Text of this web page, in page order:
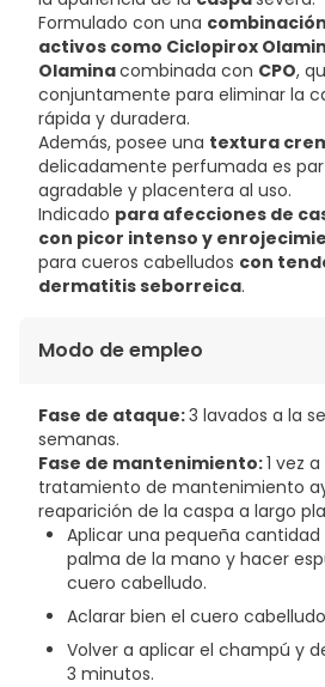
Formulado con una
activos como Ciclopirox
Olaminacombinada con CPO,
conjuntamente para eliminar la
rápida y duradera.
Además, posee una textura
delicadamente perfumada es
agradable y placentera al uso.
Indicado para afecciones de
con picor intenso y
para cueros cabelludos con
dermatitis seborreica.
Modo de empleo
Fase de ataque:3 lavados a la
semanas.
Fase de mantenimiento:1 vez
tratamiento de mantenimiento
reaparición de la caspa a largo
Aplicar una pequeña
palma de la mano y hacer
cuero cabelludo.
Aclarar bien el cuero
Volver a aplicar el champú y
3 minutos.